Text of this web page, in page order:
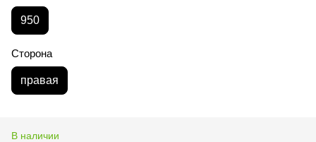
950
Сторона
правая
В наличии